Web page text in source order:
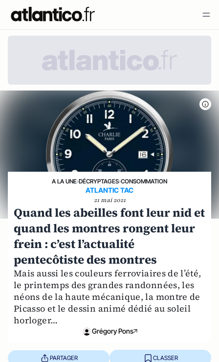
A LA UNE›DÉCRYPTAGES›CONSOMMATION
ATLANTIC TAC
21 mai 2021
Quand les abeilles font leur nid et
quand les montres rongent leur
frein : c’est l’actualité
pentecôtiste des montres
Mais aussi les couleurs ferroviaires de l’été,
le printemps des grandes randonnées, les
néons de la haute mécanique, la montre de
Picasso et le dessin animé dédié au soleil
horloger…
Grégory Pons
PARTAGER CLASSER